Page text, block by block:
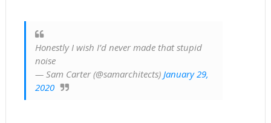
Honestly I wish I’d never made that stupid
noise
— Sam Carter (@samarchitects) January 29,
2020